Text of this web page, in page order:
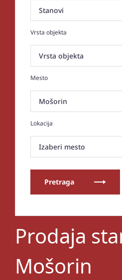
Vrsta objekta
Mesto
Lokacija
Izaberi mesto
Pretraga
Prodaja
Mošorin